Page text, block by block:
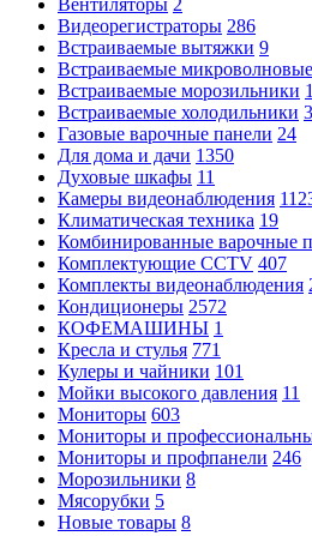
Вентиляторы 2
Видеорегистраторы 286
Встраиваемые вытяжки 9
Встраиваемые
Встраиваемые морозильники 1
Встраиваемые холодильники 3
Газовые варочные панели 24
Для дома и дачи 1350
Духовые шкафы 11
Камеры видеонаблюдения
Климатическая техника 19
Комбинированные варочные
Комплектующие CCTV 407
Комплекты видеонаблюдения
Кондиционеры 2572
КОФЕМАШИНЫ 1
Кресла и стулья 771
Кулеры и чайники 101
Мойки высокого давления 11
Мониторы 603
Мониторы и
Мониторы и профпанели 246
Морозильники 8
Мясорубки 5
Новые товары 8